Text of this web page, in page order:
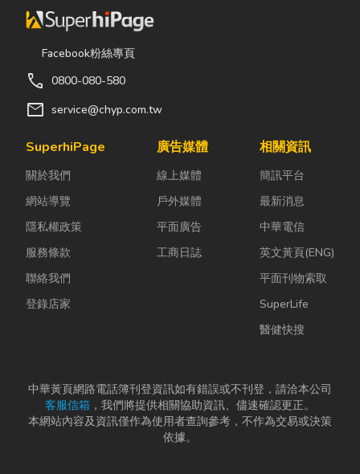
Facebook粉絲專頁
call 0800-080-580
mail service@chyp.com.tw
SuperhiPage
關於我們
網站導覽
隱私權政策
服務條款
聯絡我們
登錄店家
廣告媒體
線上媒體
戶外媒體
平面廣告
工商日誌
相關資訊
簡訊平台
最新消息
中華電信
英文黃頁(ENG)
平面刊物索取
SuperLife
醫健快搜
中華黃頁網路電話簿刊登資訊如有錯誤或不刊登，請洽本公司
客服信箱 ，我們將提供相關協助資訊、儘速確認更正。
本網站內容及資訊僅作為使用者查詢參考，不作為交易或決策
依據。